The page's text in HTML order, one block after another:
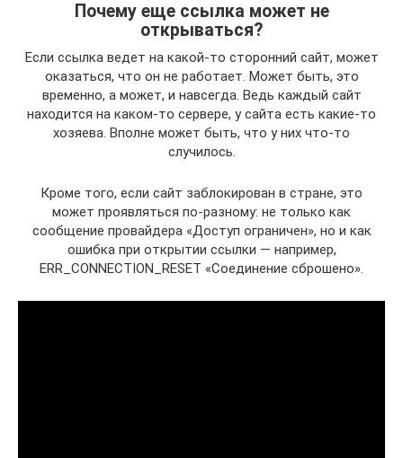
Почему еще ссылка может не
открываться?
Если ссылка ведет на какой-то сторонний сайт, может
оказаться, что он не работает. Может быть, это
временно, а может, и навсегда. Ведь каждый сайт
находится на каком-то сервере, у сайта есть какие-то
хозяева. Вполне может быть, что у них что-то
случилось.
Кроме того, если сайт заблокирован в стране, это
может проявляться по-разному: не только как
сообщение провайдера «Доступ ограничен», но и как
ошибка при открытии ссылки — например,
ERR_CONNECTION_RESET «Соединение сброшено».